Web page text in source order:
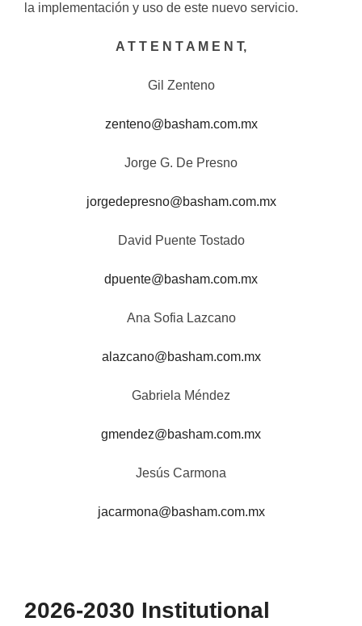
la implementación y uso de este nuevo servicio.
A T T E N T A M E N T,
Gil Zenteno
zenteno@basham.com.mx
Jorge G. De Presno
jorgedepresno@basham.com.mx
David Puente Tostado
dpuente@basham.com.mx
Ana Sofia Lazcano
alazcano@basham.com.mx
Gabriela Méndez
gmendez@basham.com.mx
Jesús Carmona
jacarmona@basham.com.mx
2026-2030 Institutional